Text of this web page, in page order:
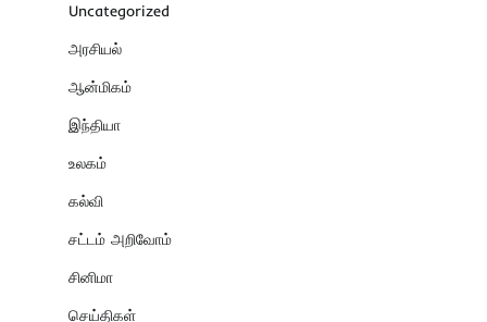
Uncategorized
அரசியல்
ஆன்மிகம்
இந்தியா
உலகம்
கல்வி
சட்டம் அறிவோம்
சினிமா
செய்திகள்